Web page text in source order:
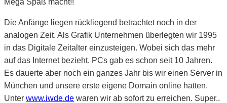
Die Anfänge liegen rückliegend betrachtet noch in der
analogen Zeit. Als Grafik Unternehmen überlegten wir 1995
in das Digitale Zeitalter einzusteigen. Wobei sich das mehr
auf das Internet bezieht. PCs gab es schon seit 10 Jahren.
Es dauerte aber noch ein ganzes Jahr bis wir einen Server in
München und unsere erste eigene Domain online hatten.
Unter www.iwde.de waren wir ab sofort zu erreichen. Super..